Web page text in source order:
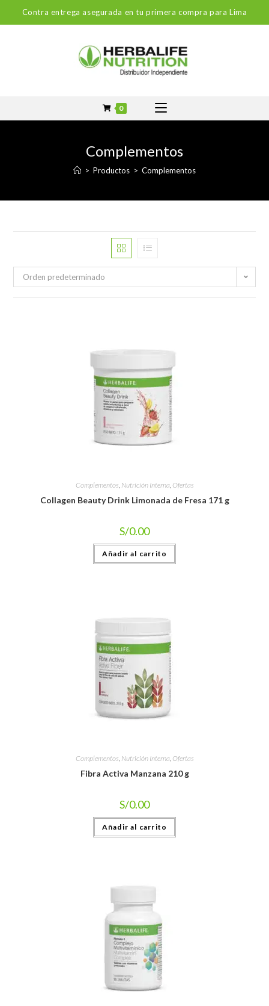
Contra entrega asegurada en tu primera compra para Lima
0
Complementos
> Productos > Complementos
Orden predeterminado
Complementos Nutrición Interna Ofertas
Collagen Beauty Drink Limonada de Fresa 171 g
S/0.00
Añadir al carrito
Complementos, Nutrición Interna, Ofertas
Fibra Activa Manzana 210 g
S/0.00
Añadir al carrito